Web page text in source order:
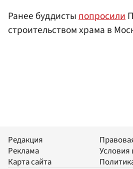
Ранее буддистыпопросили
строительством храма в
Редакция
Реклама
Карта сайта
Условия